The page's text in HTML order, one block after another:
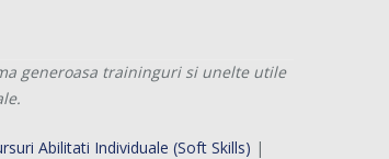
generoasa traininguri si unelte utile
Abilitati Individuale (Soft Skills) |